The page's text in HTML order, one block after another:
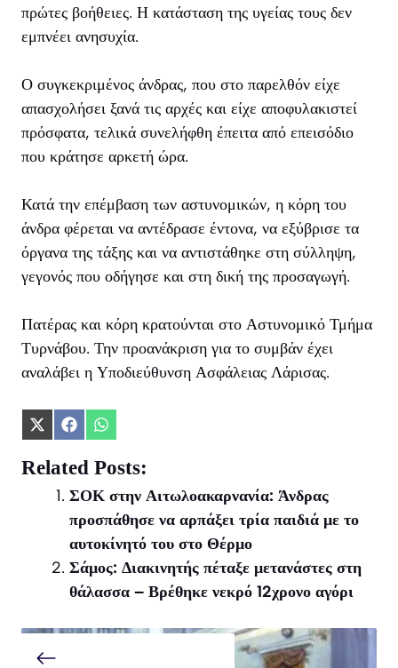
πρώτες βοήθειες. Η κατάσταση της υγείας τους δεν
εμπνέει ανησυχία.
Ο συγκεκριμένος άνδρας, που στο παρελθόν είχε
απασχολήσει ξανά τις αρχές και είχε αποφυλακιστεί
πρόσφατα, τελικά συνελήφθη έπειτα από επεισόδιο
που κράτησε αρκετή ώρα.
Κατά την επέμβαση των αστυνομικών, η κόρη του
άνδρα φέρεται να αντέδρασε έντονα, να εξύβρισε τα
όργανα της τάξης και να αντιστάθηκε στη σύλληψη,
γεγονός που οδήγησε και στη δική της προσαγωγή.
Πατέρας και κόρη κρατούνται στο Αστυνομικό Τμήμα
Τυρνάβου. Την προανάκριση για το συμβάν έχει
αναλάβει η Υποδιεύθυνση Ασφάλειας Λάρισας.
Share
X
(Twitter)
Share
Facebook
Share
WhatsApp
Related Posts:
ΣΟΚ στην Αιτωλοακαρνανία: Άνδρας
προσπάθησε να αρπάξει τρία παιδιά με το
αυτοκίνητό του στο Θέρμο
Σάμος: Διακινητής πέταξε μετανάστες στη
θάλασσα – Βρέθηκε νεκρό 12χρονο αγόρι